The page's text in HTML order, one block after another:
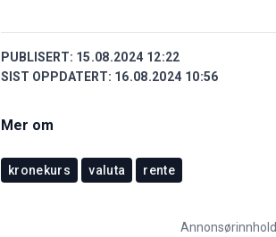
PUBLISERT: 15.08.2024 12:22
SIST OPPDATERT: 16.08.2024 10:56
Mer om
kronekurs valuta rente
Annonsørinnhold